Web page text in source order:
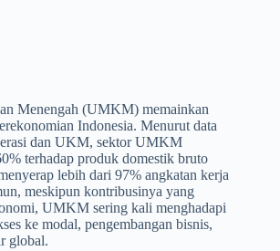
Menengah (UMKM) memainkan
Indonesia. Menurut data
dan UKM, sektor UMKM
terhadap produk domestik bruto
lebih dari 97% angkatan kerja
meskipun kontribusinya yang
UMKM sering kali menghadapi
ke modal, pengembangan bisnis,
global.